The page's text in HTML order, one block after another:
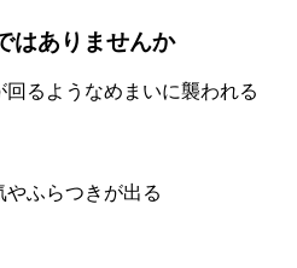
るようなめまいに襲われる
ふらつきが出る